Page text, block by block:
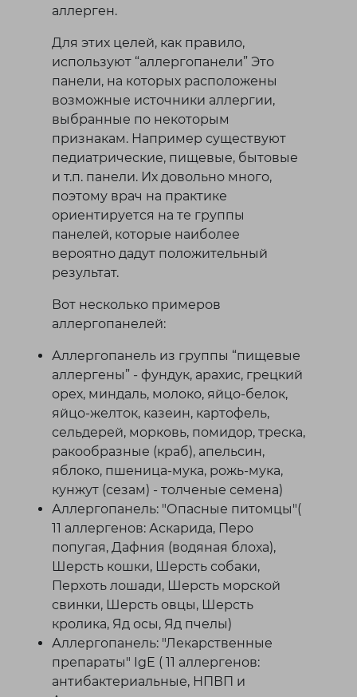
аллерген.
Для этих целей, как правило,
используют “аллергопанели” Это
панели, на которых расположены
возможные источники аллергии,
выбранные по некоторым
признакам. Например существуют
педиатрические, пищевые, бытовые
и т.п. панели. Их довольно много,
поэтому врач на практике
ориентируется на те группы
панелей, которые наиболее
вероятно дадут положительный
результат.
Вот несколько примеров
аллергопанелей:
Аллергопанель из группы “пищевые
аллергены” - фундук, арахис, грецкий
орех, миндаль, молоко, яйцо-белок,
яйцо-желток, казеин, картофель,
сельдерей, морковь, помидор, треска,
ракообразные (краб), апельсин,
яблоко, пшеница-мука, рожь-мука,
кунжут (сезам) - толченые семена)
Аллергопанель: "Опасные питомцы"(
11 аллергенов: Аскарида, Перо
попугая, Дафния (водяная блоха),
Шерсть кошки, Шерсть собаки,
Перхоть лошади, Шерсть морской
свинки, Шерсть овцы, Шерсть
кролика, Яд осы, Яд пчелы)
Аллергопанель: "Лекарственные
препараты" IgE ( 11 аллергенов:
антибактериальные, НПВП и